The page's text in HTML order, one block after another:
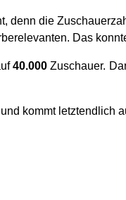
denn die
Das
40.000 Zuschauer.
kommt letztendlich